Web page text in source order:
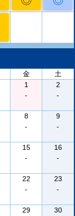
金
土
1
-
2
-
8
-
9
-
15
-
16
-
22
-
23
-
29
30